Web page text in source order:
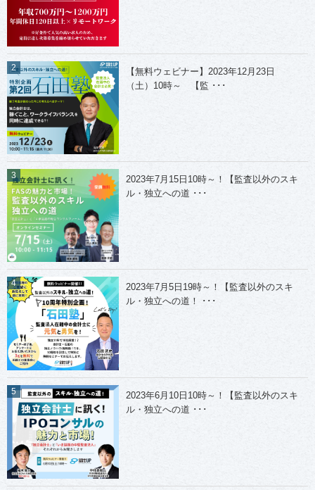
【無料ウェビナー】2023年12月23日
（土）10時～ 【監 ･･･
2023年7月15日10時～！【監査以外のスキ
ル・独立への道 ･･･
2023年7月5日19時～！【監査以外のスキ
ル・独立への道！ ･･･
2023年6月10日10時～！【監査以外のスキ
ル・独立への道 ･･･